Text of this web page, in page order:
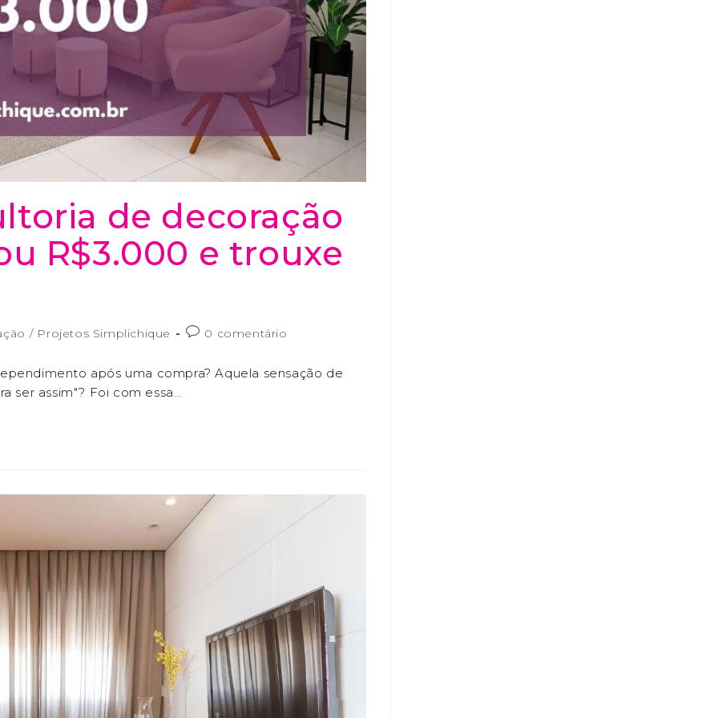
de decoração
R$3.000 e trouxe
/ Projetos Simplichique 0 comentário
após uma compra? Aquela sensação de
ser assim"? Foi com essa…